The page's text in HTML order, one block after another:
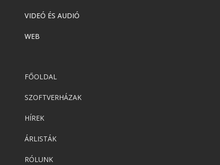
VIDEÓ ÉS AUDIÓ
WEB
FŐOLDAL
SZOFTVERHÁZAK
HÍREK
ÁRLISTÁK
RÓLUNK